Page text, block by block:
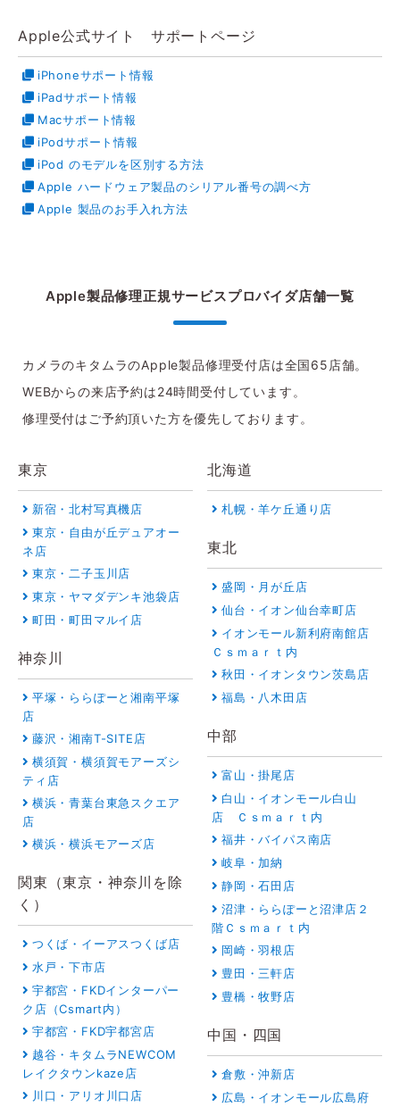
Apple公式サイト サポートページ
iPhoneサポート情報
iPadサポート情報
Macサポート情報
iPodサポート情報
iPod のモデルを区別する方法
Apple ハードウェア製品のシリアル番号の調べ方
Apple 製品のお手入れ方法
Apple製品修理正規サービスプロバイダ店舗一覧
カメラのキタムラのApple製品修理受付店は全国65店舗。
WEBからの来店予約は24時間受付しています。
修理受付はご予約頂いた方を優先しております。
東京
新宿・北村写真機店
東京・自由が丘デュアオー
ネ店
東京・二子玉川店
東京・ヤマダデンキ池袋店
町田・町田マルイ店
神奈川
平塚・ららぽーと湘南平塚
店
藤沢・湘南T-SITE店
横須賀・横須賀モアーズシ
ティ店
横浜・青葉台東急スクエア
店
横浜・横浜モアーズ店
関東（東京・神奈川を除
く）
つくば・イーアスつくば店
水戸・下市店
宇都宮・FKDインターパー
ク店（Csmart内）
宇都宮・FKD宇都宮店
越谷・キタムラNEWCOM
レイクタウンkaze店
川口・アリオ川口店
北海道
札幌・羊ケ丘通り店
東北
盛岡・月が丘店
仙台・イオン仙台幸町店
イオンモール新利府南館店
Ｃｓｍａｒｔ内
秋田・イオンタウン茨島店
福島・八木田店
中部
富山・掛尾店
白山・イオンモール白山
店 Ｃｓｍａｒｔ内
福井・バイパス南店
岐阜・加納
静岡・石田店
沼津・ららぽーと沼津店２
階Ｃｓｍａｒｔ内
岡崎・羽根店
豊田・三軒店
豊橋・牧野店
中国・四国
倉敷・沖新店
広島・イオンモール広島府